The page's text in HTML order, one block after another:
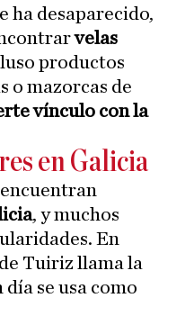
ha desaparecido,
velas
productos
o mazorcas de
vínculo con la
en Galicia
, y muchos
En
Tuiriz llama la
se usa como